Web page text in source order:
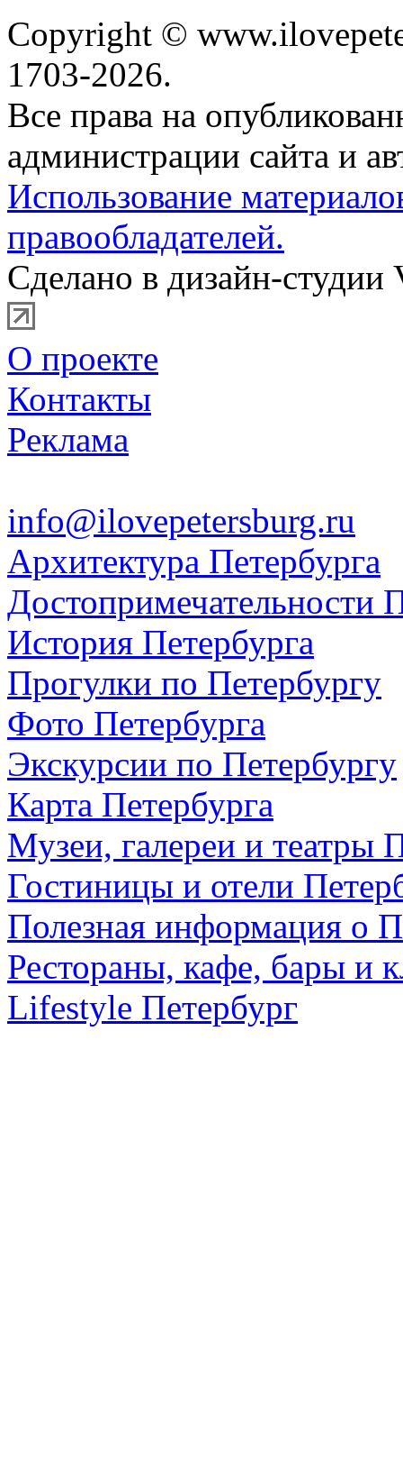
Copyright ©
1703-2026.
Все права на
администрации сайта и
Использование
правообладателей.
Сделано в дизайн-студии
О проекте
Контакты
Реклама
info@ilovepetersburg.ru
Архитектура Петербурга
Достопримечательности
История Петербурга
Прогулки по Петербургу
Фото Петербурга
Экскурсии по Петербургу
Карта Петербурга
Музеи, галереи и театры
Гостиницы и отели
Полезная информация о
Рестораны, кафе, бары и
Lifestyle Петербург